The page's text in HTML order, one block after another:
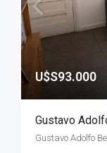
U$S93.000